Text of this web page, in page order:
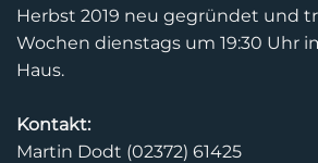
Herbst 2019 neu gegründet und
Wochen dienstags um 19:30 Uhr
Haus.
Kontakt:
Martin Dodt (02372) 61425